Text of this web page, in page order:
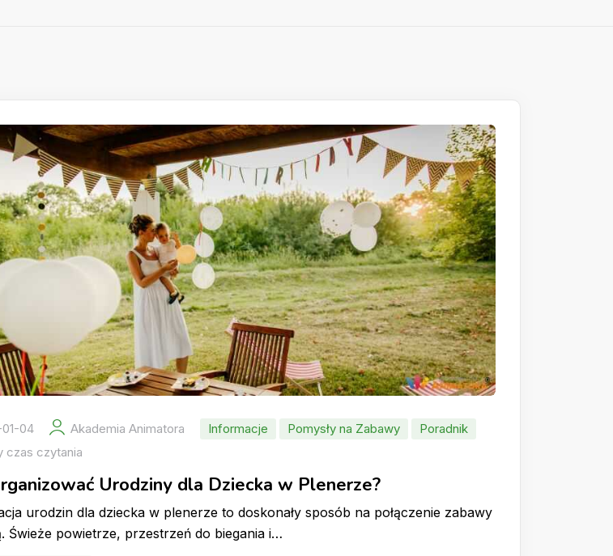
04 Akademia Animatora Informacje Pomysły na Zabawy
Poradnik
czas czytania
Urodziny dla Dziecka w Plenerze?
urodzin dla dziecka w plenerze to doskonały sposób na połączenie zabawy
Świeże powietrze, przestrzeń do biegania i…